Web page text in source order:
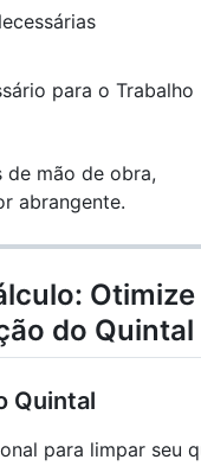
para o Trabalho
de mão de obra,
abrangente.
Otimize
do Quintal
Quintal
para limpar seu